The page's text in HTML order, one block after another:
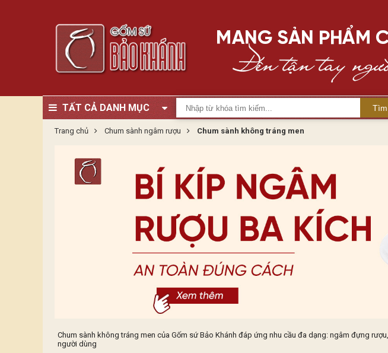
TẤT CẢ DANH MỤC
Trang chủ Chum sành ngâm rượu Chum sành không tráng men
Chum sành không tráng men của Gốm sứ Bảo Khánh đáp ứng nhu cầu đa dạng: ngâm đựng
người dùng